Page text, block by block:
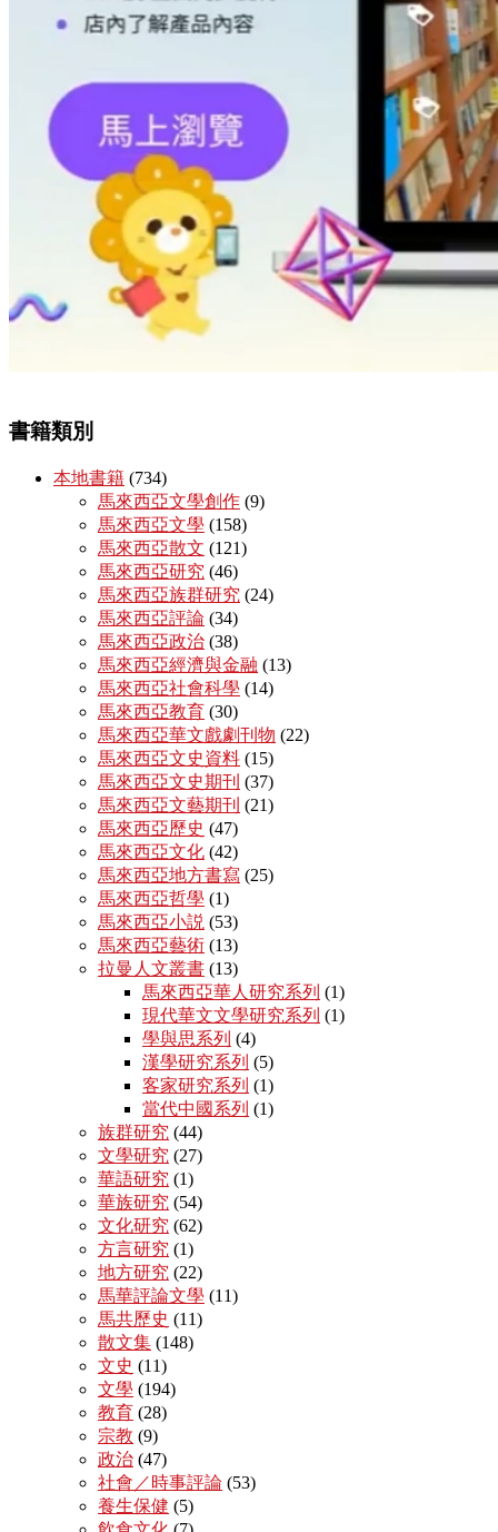
書籍類別
本地書籍 (734)
馬來西亞文學創作 (9)
馬來西亞文學 (158)
馬來西亞散文 (121)
馬來西亞研究 (46)
馬來西亞族群研究 (24)
馬來西亞評論 (34)
馬來西亞政治 (38)
馬來西亞經濟與金融 (13)
馬來西亞社會科學 (14)
馬來西亞教育 (30)
馬來西亞華文戲劇刊物 (22)
馬來西亞文史資料 (15)
馬來西亞文史期刊 (37)
馬來西亞文藝期刊 (21)
馬來西亞歷史 (47)
馬來西亞文化 (42)
馬來西亞地方書寫 (25)
馬來西亞哲學 (1)
馬來西亞小説 (53)
馬來西亞藝術 (13)
拉曼人文叢書 (13)
馬來西亞華人研究系列 (1)
現代華文文學研究系列 (1)
學與思系列 (4)
漢學研究系列 (5)
客家研究系列 (1)
當代中國系列 (1)
族群研究 (44)
文學研究 (27)
華語研究 (1)
華族研究 (54)
文化研究 (62)
方言研究 (1)
地方研究 (22)
馬華評論文學 (11)
馬共歷史 (11)
散文集 (148)
文史 (11)
文學 (194)
教育 (28)
宗教 (9)
政治 (47)
社會／時事評論 (53)
養生保健 (5)